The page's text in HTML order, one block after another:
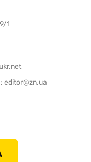
1
editor@zn.ua